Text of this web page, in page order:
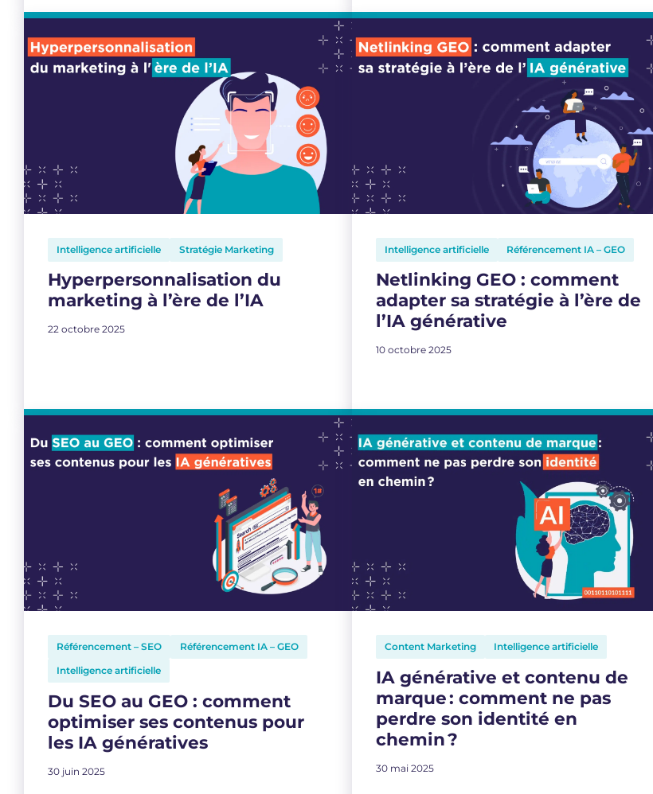
Intelligence artificielle Stratégie Marketing
Hyperpersonnalisation du
marketing à l’ère de l’IA
22 octobre 2025
Intelligence artificielle Référencement IA – GEO
Netlinking GEO : comment
adapter sa stratégie à l’ère de
l’IA générative
10 octobre 2025
Référencement – SEO
Référencement IA – GEO
Intelligence artificielle
Du SEO au GEO : comment
optimiser ses contenus pour
les IA génératives
30 juin 2025
Content Marketing Intelligence artificielle
IA générative et contenu de
marque : comment ne pas
perdre son identité en
chemin ?
30 mai 2025